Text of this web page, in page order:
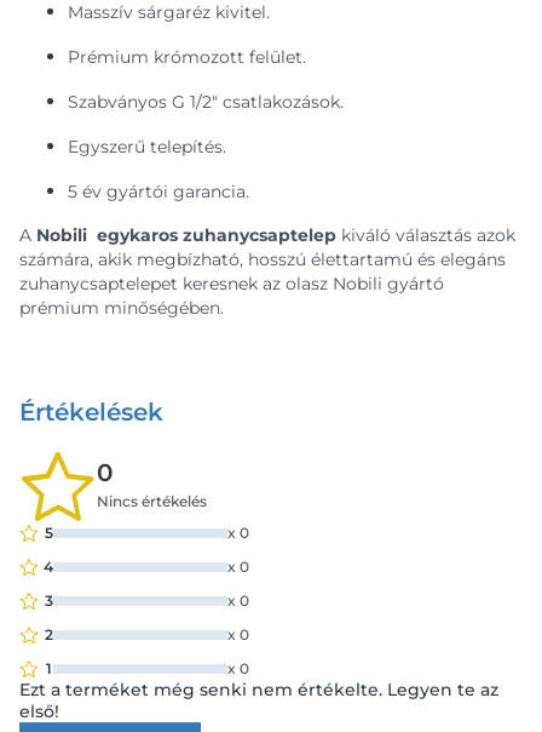
Masszív sárgaréz kivitel.
Prémium krómozott felület.
Szabványos G 1/2" csatlakozások.
Egyszerű telepítés.
5 év gyártói garancia.
A Nobili egykaros zuhanycsaptelep kiváló választás azok
számára, akik megbízható, hosszú élettartamú és elegáns
zuhanycsaptelepet keresnek az olasz Nobili gyártó
prémium minőségében.
Értékelések
0
Nincs értékelés
5
x 0
4
x 0
3
x 0
2
x 0
1
x 0
Ezt a terméket még senki nem értékelte. Legyen te az
első!